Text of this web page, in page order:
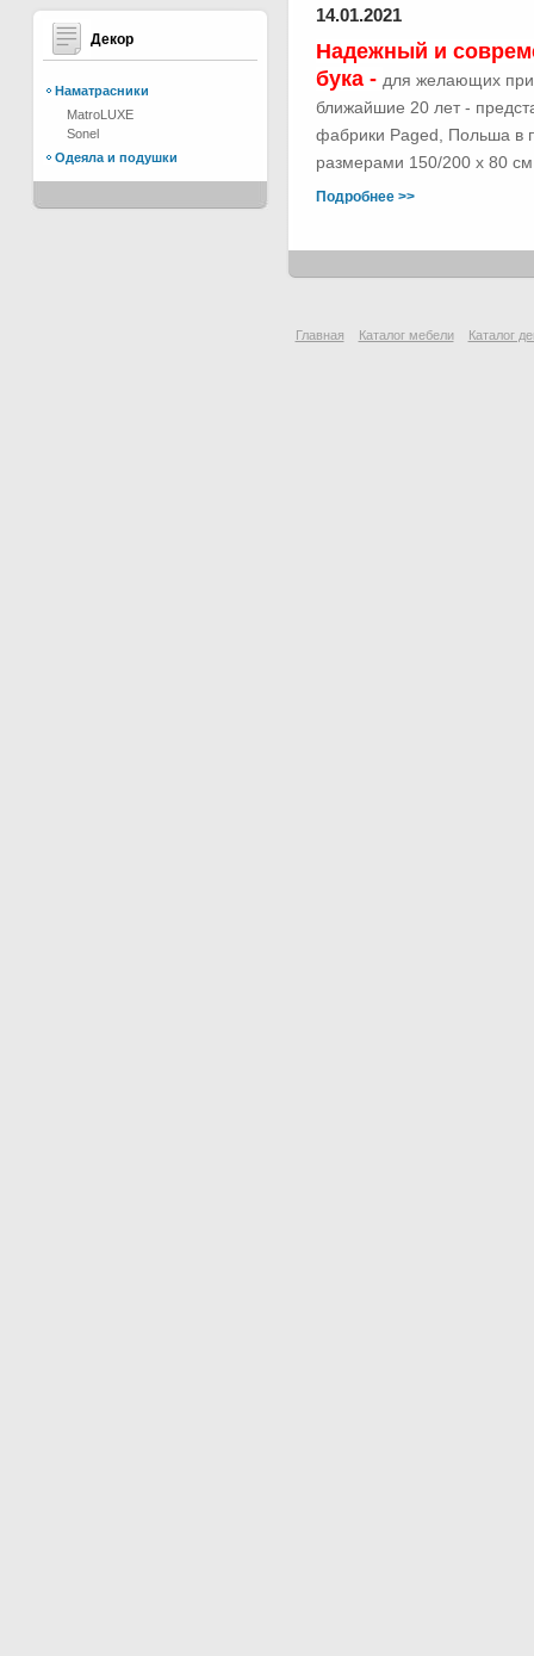
Декор
Наматрасники
MatroLUXE
Sonel
Одеяла и подушки
14.01.2021
Надежный и
бука - для желающих
ближайшие 20 лет -
фабрики Paged, Польша в
размерами 150/200 х 80
Подробнее >>
Главная Каталог мебели Каталог